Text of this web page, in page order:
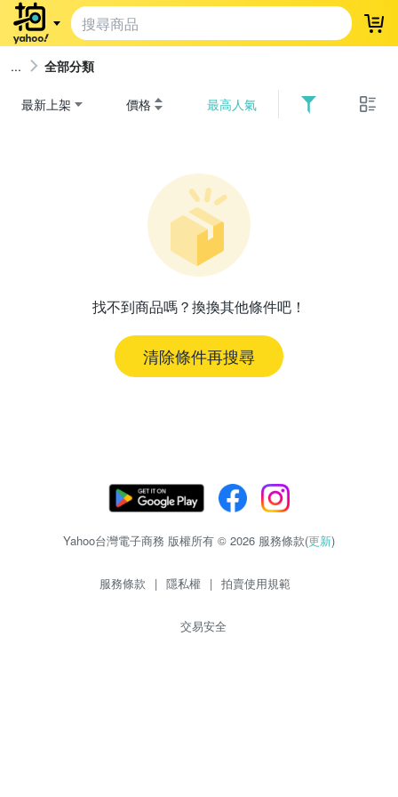
登
全部分類
最新上架 價格 最高人氣
找不到商品嗎？換換其他條件吧！
清除條件再搜尋
Yahoo台灣電子商務 版權所有 © 2026 服務條款(更新)
服務條款 | 隱私權 | 拍賣使用規範
交易安全